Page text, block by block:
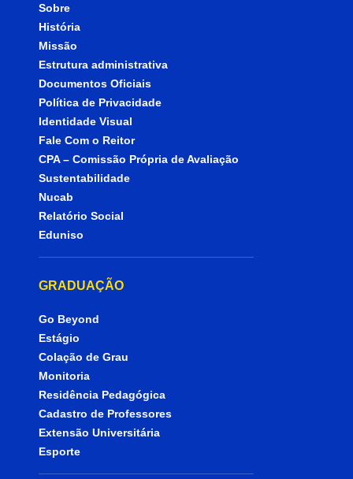
Sobre
História
Missão
Estrutura administrativa
Documentos Oficiais
Política de Privacidade
Identidade Visual
Fale Com o Reitor
CPA – Comissão Própria de Avaliação
Sustentabilidade
Nucab
Relatório Social
Eduniso
GRADUAÇÃO
Go Beyond
Estágio
Colação de Grau
Monitoria
Residência Pedagógica
Cadastro de Professores
Extensão Universitária
Esporte